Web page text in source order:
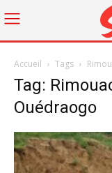
Accueil Tags
Tag:
Ouédraogo